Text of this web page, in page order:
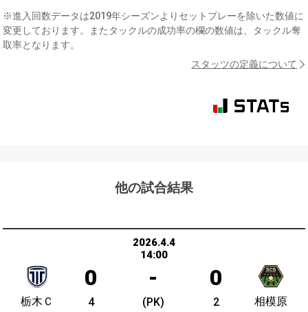
※進入回数データは2019年シーズンよりセットプレーを除いた数値に
変更しております。またタックルの成功率の欄の数値は、タックル奪
取率となります。
スタッツの定義について
他の試合結果
2026.4.4
14:00
0 - 0
栃木Ｃ 4 (PK) 2 相模原